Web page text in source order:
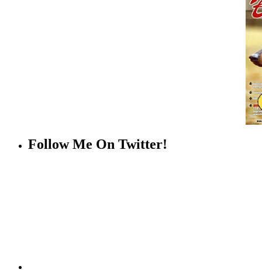
Follow Me On Twitter!